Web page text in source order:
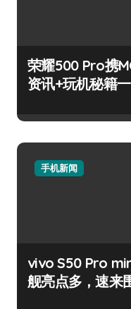
荣耀500 Pro携
资讯+玩机秘籍
手机新闻
vivo S50 Pro
舰亮点多，速来